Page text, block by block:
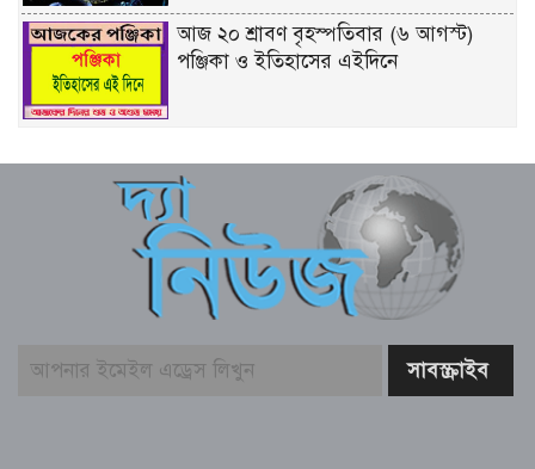
আজ ২০ শ্রাবণ বৃহস্পতিবার (৬ আগস্ট)
পঞ্জিকা ও ইতিহাসের এইদিনে
পররাষ্ট্র মন্ত্রণালয়ের কড়া প্রতিক্রিয়া
বুড়িগঙ্গায় তরল বর্জ্য নির্গমনস্থল থেকে নমুনা
সংগ্রহ
ভোলায় ৫ম শ্রেণির ছাত্রীকে সংঘবদ্ধ ধর্ষণ-
ভিডিও ধারণ, তিন কিশোর গ্রেপ্তার